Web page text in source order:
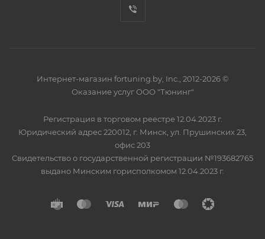
Интернет-магазин fortuning.by, Inc., 2012-2026 ©
Оказание услуг ООО "Тюнинг"
Регистрация в торговом реестре 12.04.2023 г.
Юридический адрес 220012, г. Минск, ул. Прушинских 23,
офис 203
Свидетельство о государственной регистрации №193682765
выдано Минским горисполкомом 12.04.2023 г.